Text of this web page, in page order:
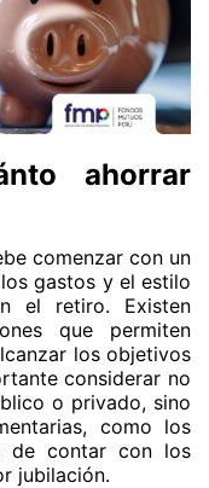
ahorrar
comenzar con un
gastos y el estilo
el retiro. Existen
que permiten
los objetivos
considerar no
o privado, sino
como los
de contar con los
jubilación.